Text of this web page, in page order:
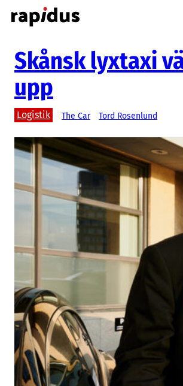
Hoppa
till
Skånsk lyxtaxi
upp
Logistik The Car Tord Rosenlund